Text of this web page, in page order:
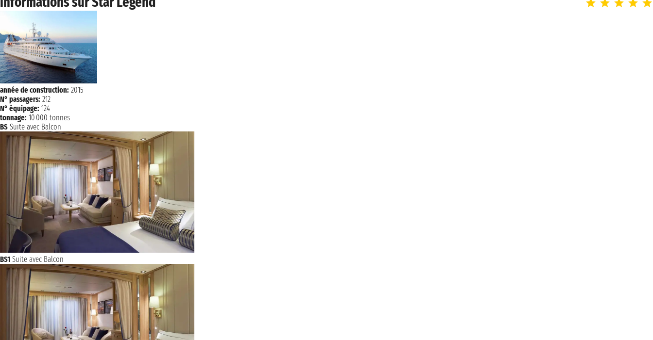
année de construction: 2015
N° passagers: 212
N° équipage: 124
tonnage: 10 000 tonnes
BS Suite avec Balcon
BS1 Suite avec Balcon